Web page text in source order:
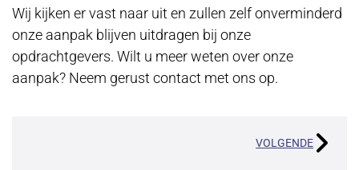
Wij kijken er vast naar uit en zullen zelf onverminderd
onze aanpak blijven uitdragen bij onze
opdrachtgevers. Wilt u meer weten over onze
aanpak? Neem gerust contact met ons op.
VOLGENDE